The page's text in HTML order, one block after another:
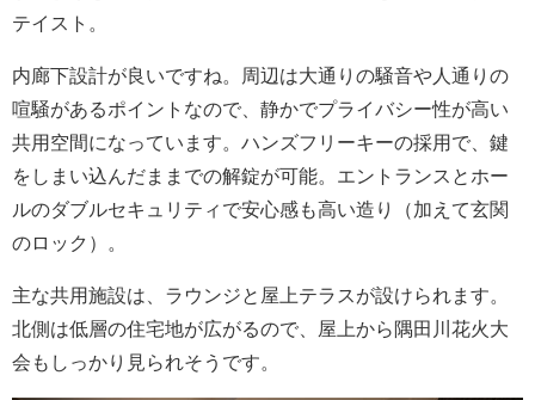
テイスト。
内廊下設計が良いですね。周辺は大通りの騒音や人通りの
喧騒があるポイントなので、静かでプライバシー性が高い
共用空間になっています。ハンズフリーキーの採用で、鍵
をしまい込んだままでの解錠が可能。エントランスとホー
ルのダブルセキュリティで安心感も高い造り（加えて玄関
のロック）。
主な共用施設は、ラウンジと屋上テラスが設けられます。
北側は低層の住宅地が広がるので、屋上から隅田川花火大
会もしっかり見られそうです。